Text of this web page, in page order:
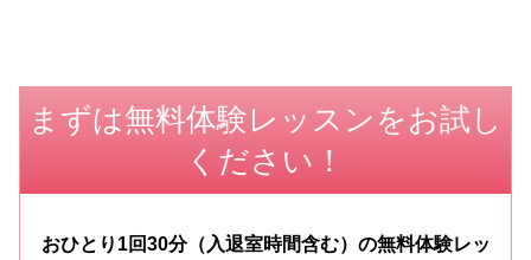
まずは無料体験レッスンをお試し
ください！
おひとり1回30分（入退室時間含む）の無料体験レッ